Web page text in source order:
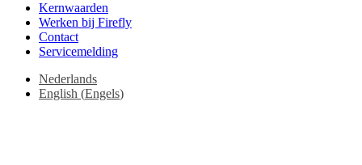
Kernwaarden
Werken bij Firefly
Contact
Servicemelding
Nederlands
English (Engels)